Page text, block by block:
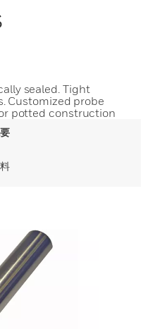
sealed. Tight
Customized probe
potted construction